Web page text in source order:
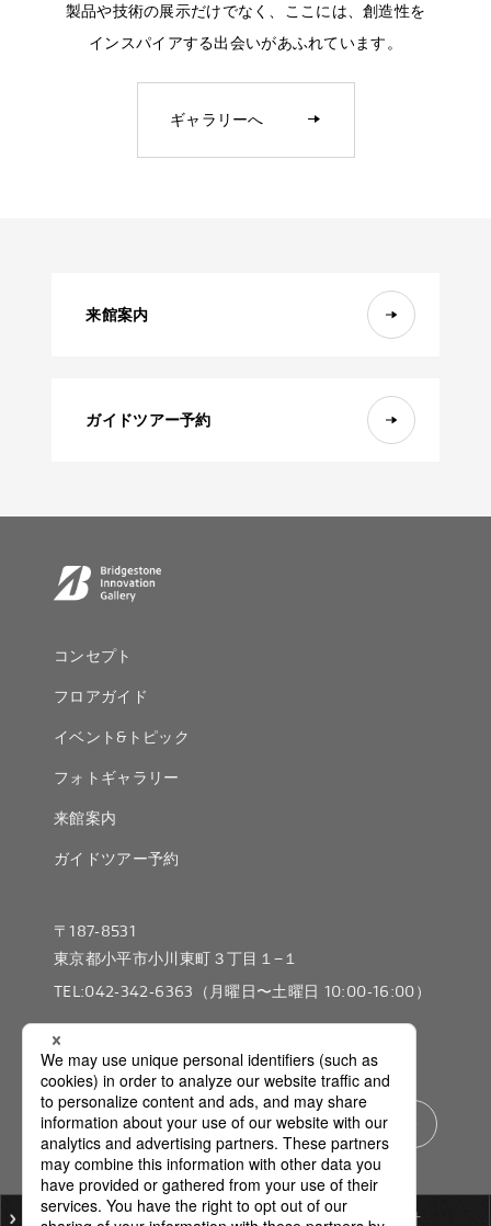
製品や技術の展示だけでなく、ここには、創造性を
インスパイアする出会いがあふれています。
ギャラリーへ
来館案内
ガイドツアー予約
コンセプト
フロアガイド
イベント&トピック
フォトギャラリー
来館案内
ガイドツアー予約
〒187-8531
東京都小平市小川東町３丁目１−１
TEL:042-342-6363（⽉曜⽇〜⼟曜⽇ 10:00-16:00）
企業サイト
お問い合わせはこちら
日本語 / English
ご利用にあたって 個人情報保護基本方針